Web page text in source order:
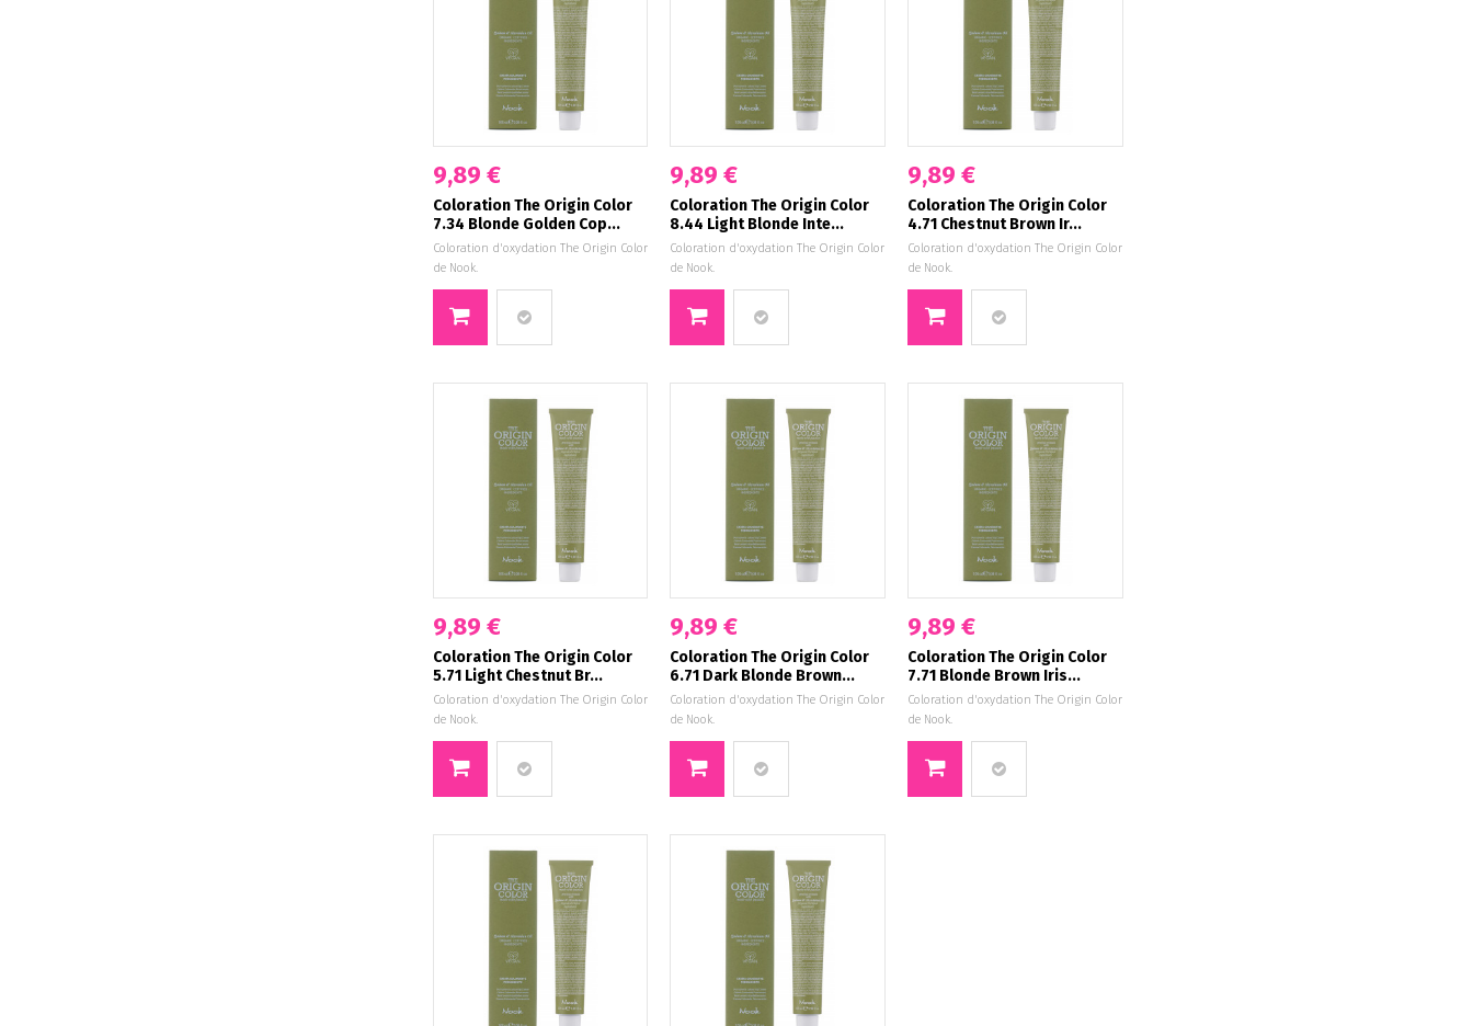
9,89 €
Coloration The Origin Color
7.34 Blonde Golden Cop...
Coloration d'oxydation The Origin Color
de Nook.
9,89 €
Coloration The Origin Color
8.44 Light Blonde Inte...
Coloration d'oxydation The Origin Color
de Nook.
9,89 €
Coloration The Origin Color
4.71 Chestnut Brown Ir...
Coloration d'oxydation The Origin Color
de Nook.
9,89 €
Coloration The Origin Color
5.71 Light Chestnut Br...
Coloration d'oxydation The Origin Color
de Nook.
9,89 €
Coloration The Origin Color
6.71 Dark Blonde Brown...
Coloration d'oxydation The Origin Color
de Nook.
9,89 €
Coloration The Origin Color
7.71 Blonde Brown Iris...
Coloration d'oxydation The Origin Color
de Nook.